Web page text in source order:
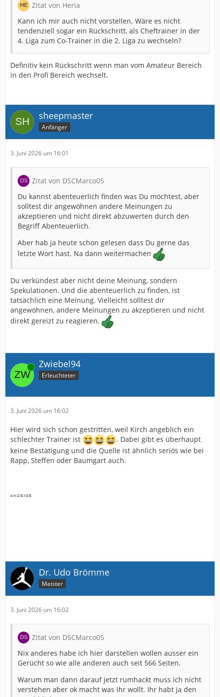
Zitat von Heria
Kann ich mir auch nicht vorstellen. Wäre es nicht
tendenziell sogar ein Rückschritt, als Cheftrainer in der
4. Liga zum Co-Trainer in die 2. Liga zu wechseln?
Definitiv kein Rückschritt wenn man vom Amateur Bereich
in den Profi Bereich wechselt.
sheepmaster
Anfänger
3. Juni 2026 um 16:01
Zitat von DSCMarco05
Du kannst abenteuerlich finden was Du möchtest, aber
solltest dir angewöhnen andere Meinungen zu
akzeptieren und nicht direkt abzuwerten durch den
Begriff Abenteuerlich.
Aber hab ja heute schon gelesen dass Du gerne das
letzte Wort hast. Na dann weitermachen
Du verkündest aber nicht deine Meinung, sondern
Spekulationen. Und die abenteuerlich zu finden, ist
tatsächlich eine Meinung. Vielleicht solltest dir
angewöhnen, andere Meinungen zu akzeptieren und nicht
direkt gereizt zu reagieren.
Online Zwiebel94
Erleuchteter
3. Juni 2026 um 16:02
Hier wird sich schon gestritten, weil Kirch angeblich ein
schlechter Trainer ist
. Dabei gibt es überhaupt
keine Bestätigung und die Quelle ist ähnlich seriös wie bei
Rapp, Steffen oder Baumgart auch.
Dr. Udo Brömme
Meister
3. Juni 2026 um 16:02
Zitat von DSCMarco05
Nix anderes habe ich hier darstellen wollen ausser ein
Gerücht so wie alle anderen auch seit 566 Seiten.
Warum man dann darauf jetzt rumhackt muss ich nicht
verstehen aber ok macht was ihr wollt. Ihr habt ja den